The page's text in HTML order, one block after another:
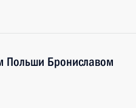
Польши Брониславом